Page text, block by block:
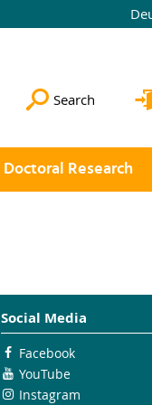
Search
Doctoral Research
Social Media
Facebook
YouTube
Instagram